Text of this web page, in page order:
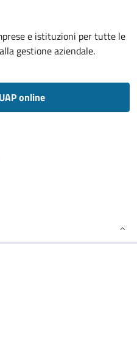
e istituzioni per tutte le
gestione aziendale.
online